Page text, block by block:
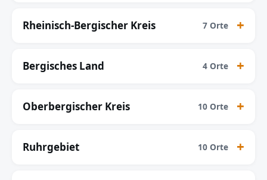
Rheinisch-Bergischer Kreis 7 Orte
Bergisches Land 4 Orte
Oberbergischer Kreis 10 Orte
Ruhrgebiet 10 Orte